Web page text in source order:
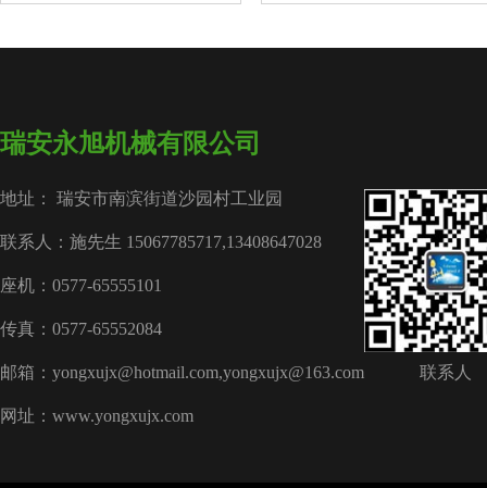
瑞安永旭机械有限公司
地址： 瑞安市南滨街道沙园村工业园
联系人：施先生 15067785717,13408647028
座机：0577-65555101
传真：0577-65552084
邮箱：yongxujx@hotmail.com,yongxujx@163.com
网址：www.yongxujx.com
联系人